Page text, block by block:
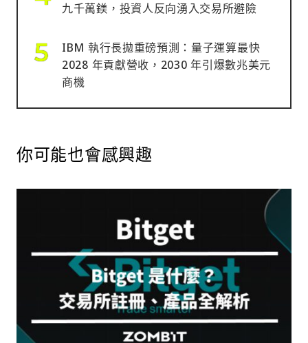
九千萬鎂，投資人反向湧入交易所避險
IBM 執行長拋重磅預測：量子運算最快
2028 年貢獻營收，2030 年引爆數兆美元
商機
你可能也會感興趣